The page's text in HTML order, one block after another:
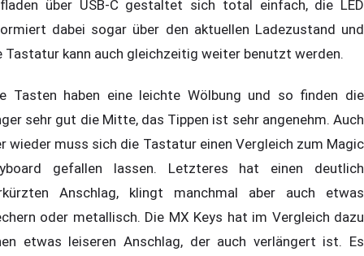
über USB-C gestaltet sich total einfach, die LED
dabei sogar über den aktuellen Ladezustand und
Tastatur kann auch gleichzeitig weiter benutzt werden.
Tasten haben eine leichte Wölbung und so finden die
sehr gut die Mitte, das Tippen ist sehr angenehm. Auch
wieder muss sich die Tastatur einen Vergleich zum Magic
gefallen lassen. Letzteres hat einen deutlich
Anschlag, klingt manchmal aber auch etwas
oder metallisch. Die MX Keys hat im Vergleich dazu
etwas leiseren Anschlag, der auch verlängert ist. Es